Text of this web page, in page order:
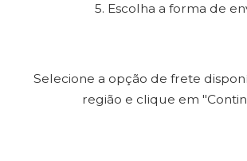
5. Escolha a forma de
Selecione a opção de frete
região e clique em